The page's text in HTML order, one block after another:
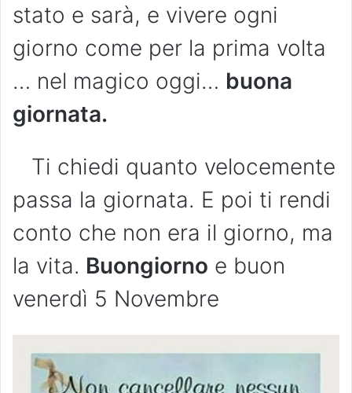
stato e sarà, e vivere ogni
giorno come per la prima volta
… nel magico oggi… buona
giornata.
Ti chiedi quanto velocemente
passa la giornata. E poi ti rendi
conto che non era il giorno, ma
la vita. Buongiorno e buon
venerdì 5 Novembre